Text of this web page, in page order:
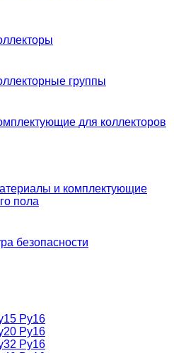
группы
для коллекторов
и комплектующие
пола
безопасности
Ру16
Ру16
Ру16